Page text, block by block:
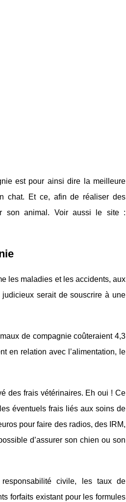
est pour ainsi dire la meilleure
chat. Et ce, afin de réaliser des
son animal. Voir aussi le site :
les maladies et les accidents, aux
serait de souscrire à une
de compagnie coûteraient 4,3
en relation avec l’alimentation, le
des frais vétérinaires. Eh oui ! Ce
éventuels frais liés aux soins de
pour faire des radios, des IRM,
d’assurer son chien ou son
civile, les taux de
forfaits existant pour les formules